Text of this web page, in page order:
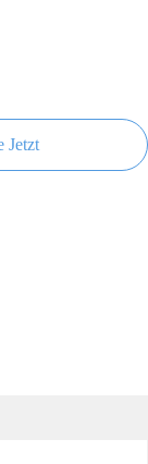
Jetzt